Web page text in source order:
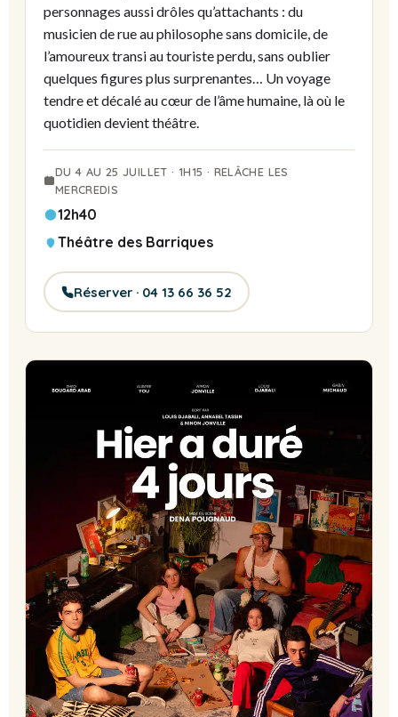
personnages aussi drôles qu’attachants : du
musicien de rue au philosophe sans domicile, de
l’amoureux transi au touriste perdu, sans oublier
quelques figures plus surprenantes… Un voyage
tendre et décalé au cœur de l’âme humaine, là où le
quotidien devient théâtre.
DU 4 AU 25 JUILLET · 1H15 · RELÂCHE LES
MERCREDIS
12h40
Théâtre des Barriques
Réserver · 04 13 66 36 52